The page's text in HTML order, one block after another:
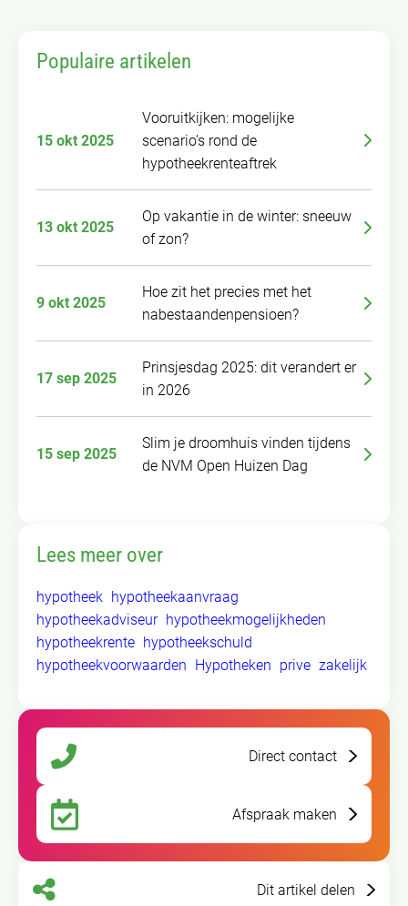
Populaire artikelen
15 okt 2025
Vooruitkijken: mogelijke
scenario’s rond de
hypotheekrenteaftrek
13 okt 2025
Op vakantie in de winter: sneeuw
of zon?
9 okt 2025
Hoe zit het precies met het
nabestaandenpensioen?
17 sep 2025
Prinsjesdag 2025: dit verandert er
in 2026
15 sep 2025
Slim je droomhuis vinden tijdens
de NVM Open Huizen Dag
Lees meer over
hypotheek hypotheekaanvraag
hypotheekadviseur hypotheekmogelijkheden
hypotheekrente hypotheekschuld
hypotheekvoorwaarden Hypotheken prive zakelijk
Direct contact
Afspraak maken
Dit artikel delen